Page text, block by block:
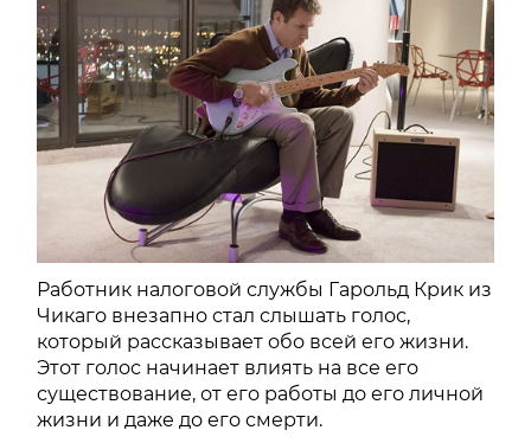
Работник налоговой службы Гарольд Крик из
Чикаго внезапно стал слышать голос,
который рассказывает обо всей его жизни.
Этот голос начинает влиять на все его
существование, от его работы до его личной
жизни и даже до его смерти.